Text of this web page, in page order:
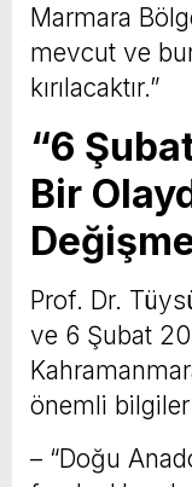
Marmara
mevcut ve
kırılacaktır.”
“6
Bir
Prof. Dr.
ve 6 Şubat
önemli
– “Doğu